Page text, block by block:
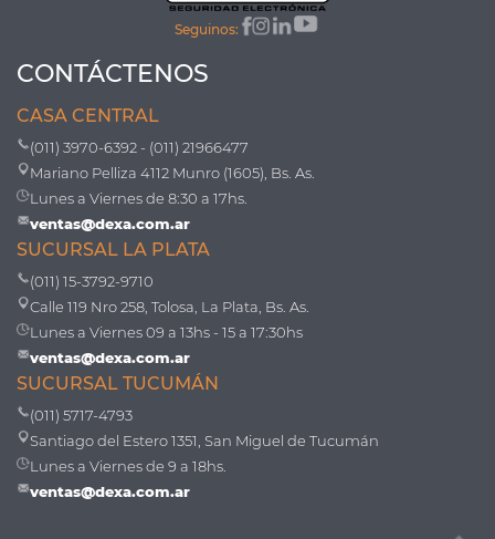
Seguinos:
CONTÁCTENOS
CASA CENTRAL
(011) 3970-6392 - (011) 21966477
Mariano Pelliza 4112 Munro (1605), Bs. As.
Lunes a Viernes de 8:30 a 17hs.
ventas@dexa.com.ar
SUCURSAL LA PLATA
(011) 15-3792-9710
Calle 119 Nro 258, Tolosa, La Plata, Bs. As.
Lunes a Viernes 09 a 13hs - 15 a 17:30hs
ventas@dexa.com.ar
SUCURSAL TUCUMÁN
(011) 5717-4793
Santiago del Estero 1351, San Miguel de Tucumán
Lunes a Viernes de 9 a 18hs.
ventas@dexa.com.ar